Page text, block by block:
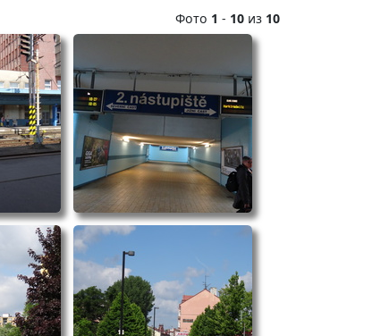
Фото 1 - 10 из 10